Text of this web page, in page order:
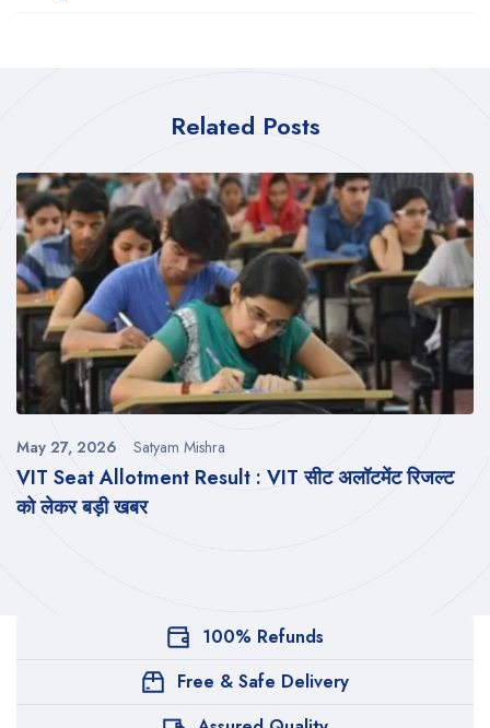
Related Posts
VIT Seat Allotment Result : VIT सीट अलॉटमेंट रिजल्ट
को लेकर बड़ी खबर
May 27, 2026 Satyam Mishra
100% Refunds
Free & Safe Delivery